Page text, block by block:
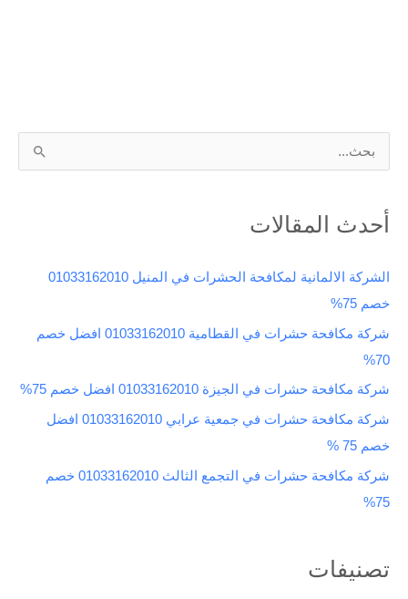
ب
ح
:
أحدث المقالات
الشركة الالمانية لمكافحة الحشرات في المنيل 01033162010
خصم 75%
شركة مكافحة حشرات في القطامية 01033162010 افضل خصم
70%
شركة مكافحة حشرات في الجيزة 01033162010 افضل خصم 75%
شركة مكافحة حشرات في جمعية عرابي 01033162010 افضل
خصم 75 %
شركة مكافحة حشرات في التجمع الثالث 01033162010 خصم
75%
تصنيفات